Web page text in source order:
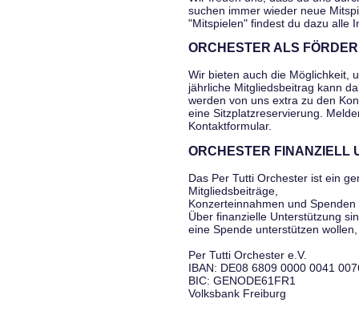
suchen immer wieder neue
"Mitspielen" findest du dazu alle
ORCHESTER ALS
Wir bieten auch die Möglichkeit,
jährliche Mitgliedsbeitrag kann
werden von uns extra zu den
eine Sitzplatzreservierung.
Kontaktformular.
ORCHESTER FINANZIELL
Das Per Tutti Orchester ist ein
Mitgliedsbeiträge,
Konzerteinnahmen und
Über finanzielle Unterstützung
eine Spende unterstützen
Per Tutti Orchester e.V.
IBAN: DE08 6809 0000 0041
BIC: GENODE61FR1
Volksbank Freiburg